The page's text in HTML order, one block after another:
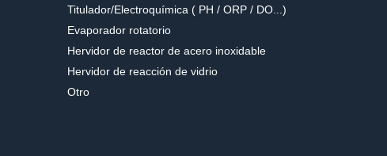
Titulador/Electroquímica ( PH / ORP / DO...)
Evaporador rotatorio
Hervidor de reactor de acero inoxidable
Hervidor de reacción de vidrio
Otro